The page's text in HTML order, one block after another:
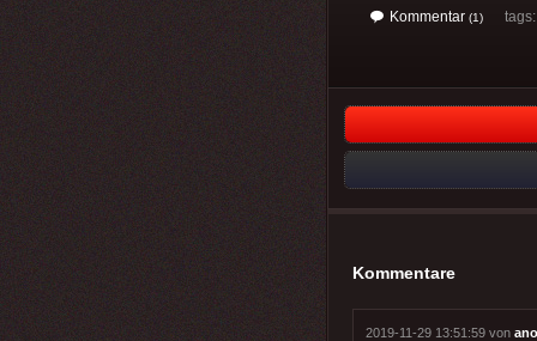
Kommentar (1) tags:
Kommentare
2019-11-29 13:51:59 von